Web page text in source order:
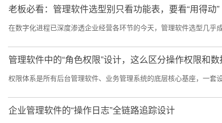
老板必看：管理软件选型别只看功能表，要看“用得动”
在数字化进程已深度渗透企业经营各环节的今天，管理软件选型几
管理软件中的“角色权限”设计，这么区分操作权限和
权限体系是所有后台管理软件、业务管理系统的底层核心基座，一
企业管理软件的“操作日志”全链路追踪设计